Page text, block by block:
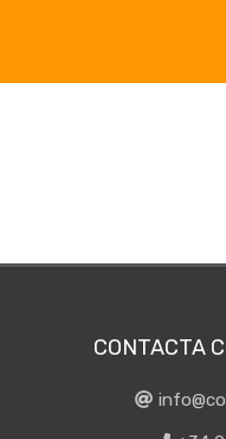
CONTACTA